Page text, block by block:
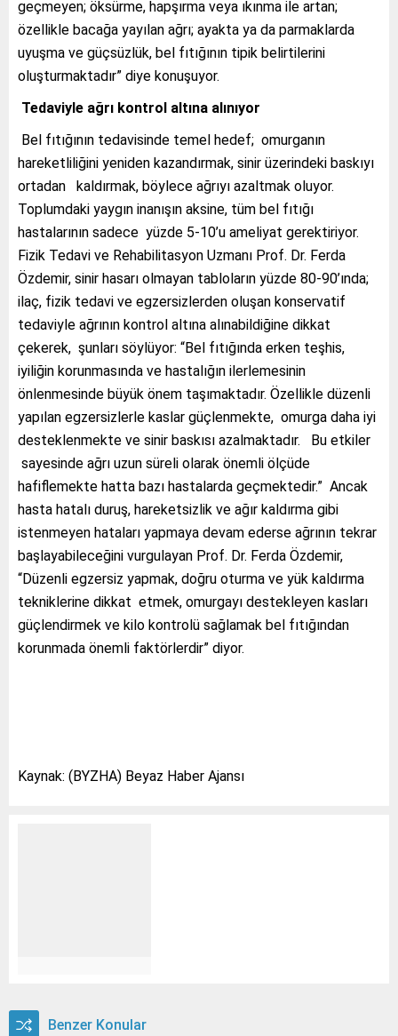
geçmeyen; öksürme, hapşırma veya ıkınma ile artan;
özellikle bacağa yayılan ağrı; ayakta ya da parmaklarda
uyuşma ve güçsüzlük, bel fıtığının tipik belirtilerini
oluşturmaktadır” diye konuşuyor.
Tedaviyle ağrı kontrol altına alınıyor
Bel fıtığının tedavisinde temel hedef; omurganın
hareketliliğini yeniden kazandırmak, sinir üzerindeki baskıyı
ortadan kaldırmak, böylece ağrıyı azaltmak oluyor.
Toplumdaki yaygın inanışın aksine, tüm bel fıtığı
hastalarının sadece yüzde 5-10’u ameliyat gerektiriyor.
Fizik Tedavi ve Rehabilitasyon Uzmanı Prof. Dr. Ferda
Özdemir, sinir hasarı olmayan tabloların yüzde 80-90’ında;
ilaç, fizik tedavi ve egzersizlerden oluşan konservatif
tedaviyle ağrının kontrol altına alınabildiğine dikkat
çekerek, şunları söylüyor: “Bel fıtığında erken teşhis,
iyiliğin korunmasında ve hastalığın ilerlemesinin
önlenmesinde büyük önem taşımaktadır. Özellikle düzenli
yapılan egzersizlerle kaslar güçlenmekte, omurga daha iyi
desteklenmekte ve sinir baskısı azalmaktadır. Bu etkiler
sayesinde ağrı uzun süreli olarak önemli ölçüde
hafiflemekte hatta bazı hastalarda geçmektedir.” Ancak
hasta hatalı duruş, hareketsizlik ve ağır kaldırma gibi
istenmeyen hataları yapmaya devam ederse ağrının tekrar
başlayabileceğini vurgulayan Prof. Dr. Ferda Özdemir,
“Düzenli egzersiz yapmak, doğru oturma ve yük kaldırma
tekniklerine dikkat etmek, omurgayı destekleyen kasları
güçlendirmek ve kilo kontrolü sağlamak bel fıtığından
korunmada önemli faktörlerdir” diyor.
Kaynak: (BYZHA) Beyaz Haber Ajansı
Benzer Konular